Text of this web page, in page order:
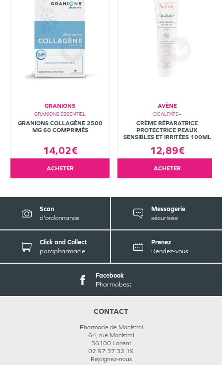
GRANIONS
GRANIONS ESSENTIEL
GRANIONS COLLAGÈNE 2500
MG 60 COMPRIMÉS
14,02€
ACHETER
AVÈNE
CICALFATE+
CRÈME RÉPARATRICE
PROTECTRICE PEAUX
SENSIBLES ET IRRITÉES 100ML
12,89€
ACHETER
Scan
d'ordonnance
Messagerie
sécurisée
Click and Collect
parapharmacie
Prenez
Rendez-vous
Facebook
Pharmabest
CONTACT
Pharmacie de Monistrol
64, rue Monistrol
56100 Lorient
02 97 37 32 19
Rejoignez-nous